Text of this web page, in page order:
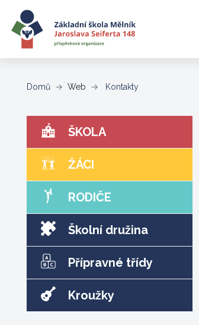
Domů Web Kontakty(aktuální)
ŠKOLA
ŽÁCI
RODIČE
Školní družina
Přípravné třídy
Kroužky